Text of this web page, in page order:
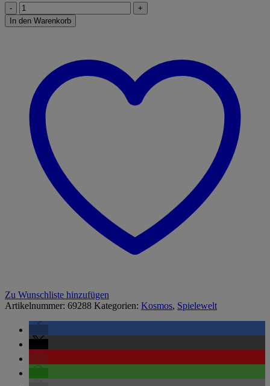
5-
Minute
Dungeon
In den Warenkorb
Zu Wunschliste hinzufügen
Artikelnummer: 69288 Kategorien: Kosmos, Spielewelt